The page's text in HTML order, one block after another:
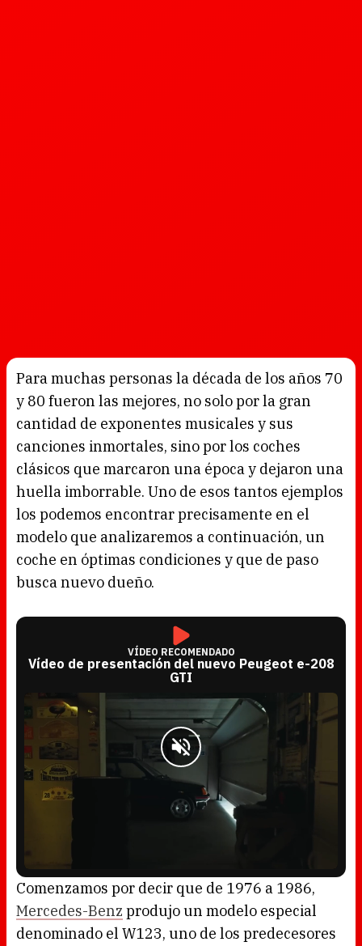
Para muchas personas la década de los años 70
y 80 fueron las mejores, no solo por la gran
cantidad de exponentes musicales y sus
canciones inmortales, sino por los coches
clásicos que marcaron una época y dejaron una
huella imborrable. Uno de esos tantos ejemplos
los podemos encontrar precisamente en el
modelo que analizaremos a continuación, un
coche en óptimas condiciones y que de paso
busca nuevo dueño.
VÍDEO RECOMENDADO
Vídeo de presentación del nuevo Peugeot e-208
GTI
m
u
t
a
d
e
:
4
.
6
Comenzamos por decir que de 1976 a 1986,
Mercedes-Benz produjo un modelo especial
denominado el W123, uno de los predecesores